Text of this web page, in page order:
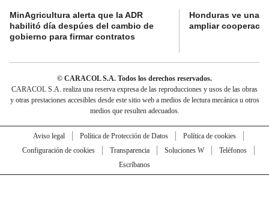
MinAgricultura alerta que la ADR
habilitó día despúes del cambio de
gobierno para firmar contratos
Honduras ve una
ampliar
© CARACOL S.A. Todos los derechos reservados.
CARACOL S.A. realiza una reserva expresa de las reproducciones y usos de las obras
y otras prestaciones accesibles desde este sitio web a medios de lectura mecánica u otros
medios que resulten adecuados.
Aviso legal Política de Protección de Datos
Política de cookies
Configuración de cookies
Transparencia Soluciones W
Teléfonos
Escríbanos